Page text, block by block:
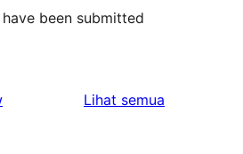
been submitted
Lihat semua